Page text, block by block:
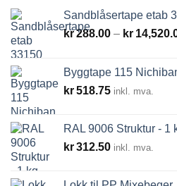
Sandblåsertape etab
kr288.00 – kr
Byggtape 115
kr518.75 inkl. mva.
RAL 9006 Struktur - 1
kr312.50 inkl. mva.